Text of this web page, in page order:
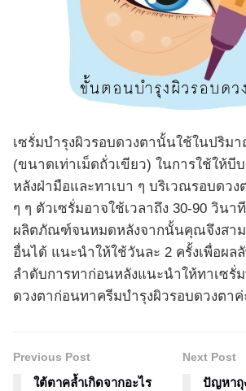
เซรั่มบำรุงผิวรอบดวงตานั้นใช้ในปริม
(ขนาดเท่าเม็ดถั่วเขียว) ในการใช้ให้
หลังฝ่ามือและทาเบา ๆ บริเวณรอบดว
ๆ ๆ ตัวเซรั่มอาจใช้เวลาถึง 30-90 วิน
ผลิตภัณฑ์จนหมดหลังจากนั้นคุณจึงสา
อื่นได้ แนะนำให้ใช้วันละ 2 ครั้งเพื่อผล
ลำดับการทาก่อนหลังแนะนำให้ทาเซรั่
ดวงตาก่อนทาครีมบำรุงผิวรอบดวงตาค่
Previous Post
ใต้ตาคล้ำเกิดจากอะไร
Next Post
ปัญหาถุ